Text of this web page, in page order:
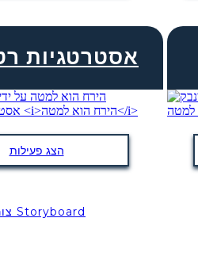
אסטרטגיות
הצג פעילות
צור Storyboard